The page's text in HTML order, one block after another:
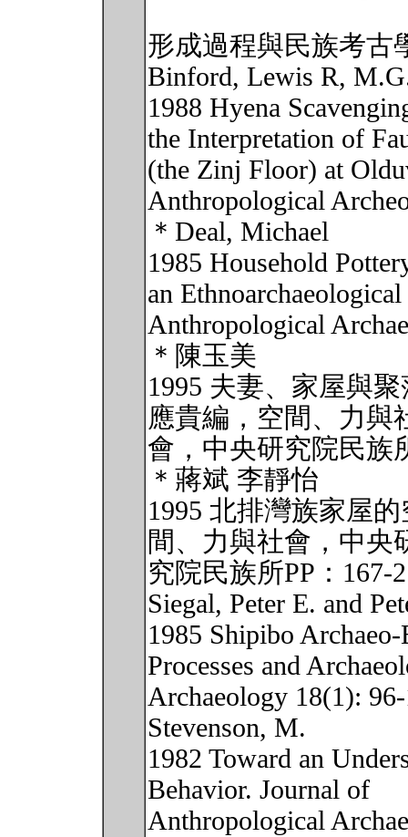
形成過程與民族考古
Binford, Lewis R,
1988 Hyena
the Interpretation of
(the Zinj Floor) at
Anthropological
＊Deal, Michael
1985 Household
an
Anthropological
＊陳玉美
1995 夫妻、家屋與
應貴編，空間、力與
會，中央研究院民族
＊蔣斌 李靜怡
1995 北排灣族家屋
間、力與社會，中央
究院民族所PP：167-
Siegal, Peter E. and
1985 Shipibo
Processes and
Archaeology 18(1):
Stevenson, M.
1982 Toward an
Behavior. Journal of
Anthropological